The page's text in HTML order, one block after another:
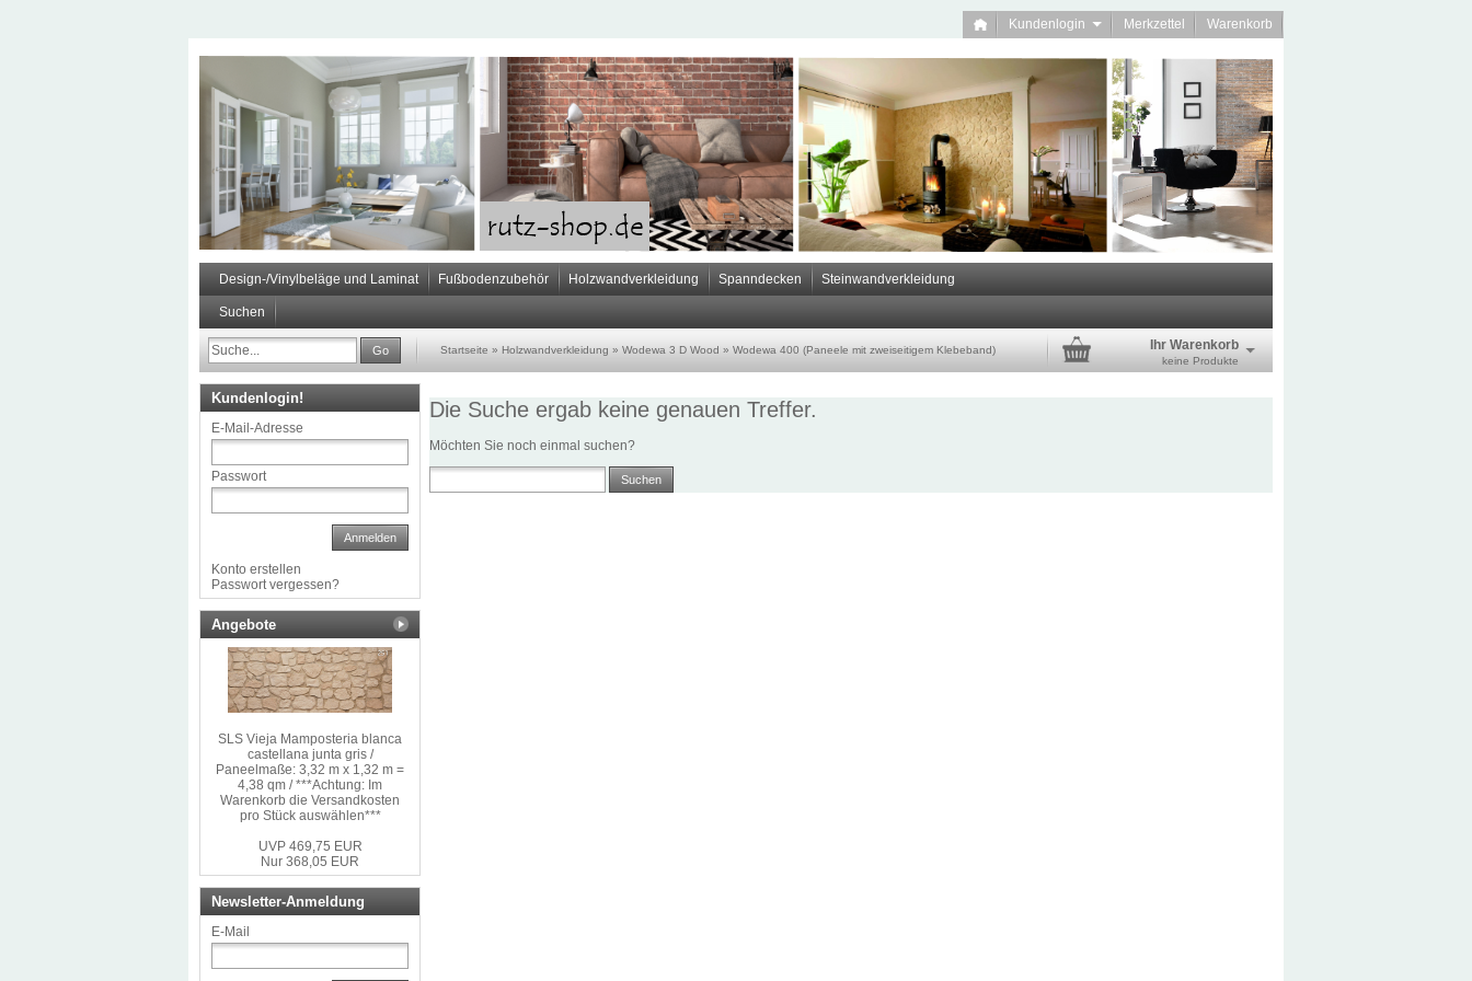
Kundenlogin Merkzettel Warenkorb
Design-/Vinylbeläge und Laminat Fußbodenzubehör Holzwandverkleidung Spanndecken Steinwandverkleidung
Suchen
Go Startseite » Holzwandverkleidung » Wodewa 3 D Wood » Wodewa 400 (Paneele mit zweiseitigem Klebeband) Ihr Warenkorb
keine Produkte
Die Suche ergab keine genauen Treffer.
Möchten Sie noch einmal suchen?
Suchen
Kundenlogin!
E-Mail-Adresse
Passwort
Anmelden
Konto erstellen
Passwort vergessen?
Angebote
SLS Vieja Mamposteria blanca
castellana junta gris /
Paneelmaße: 3,32 m x 1,32 m =
4,38 qm / ***Achtung: Im
Warenkorb die Versandkosten
pro Stück auswählen***
UVP 469,75 EUR
Nur 368,05 EUR
Newsletter-Anmeldung
E-Mail